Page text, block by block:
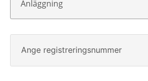
Anläggning
Ange registreringsnummer